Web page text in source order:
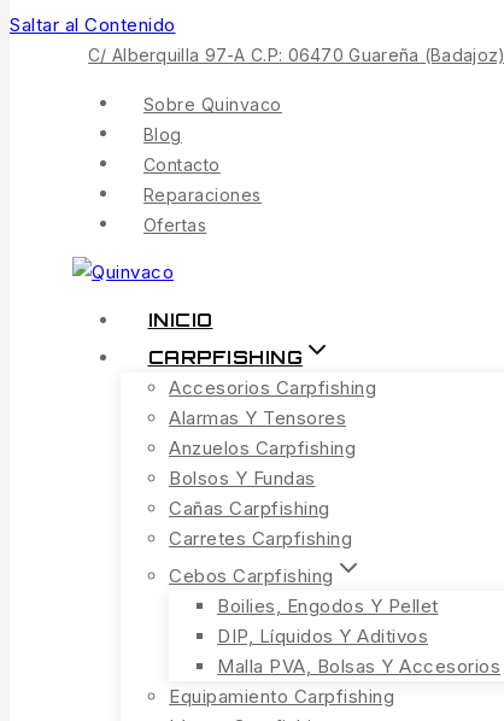
Saltar al Contenido
C/ Alberquilla 97-A C.P: 06470 Guareña (Badajoz)
Sobre Quinvaco
Blog
Contacto
Reparaciones
Ofertas
INICIO
CARPFISHING
Accesorios Carpfishing
Alarmas Y Tensores
Anzuelos Carpfishing
Bolsos Y Fundas
Cañas Carpfishing
Carretes Carpfishing
Cebos Carpfishing
Boilies, Engodos Y Pellet
DIP, Líquidos Y Aditivos
Malla PVA, Bolsas Y Accesorios
Equipamiento Carpfishing